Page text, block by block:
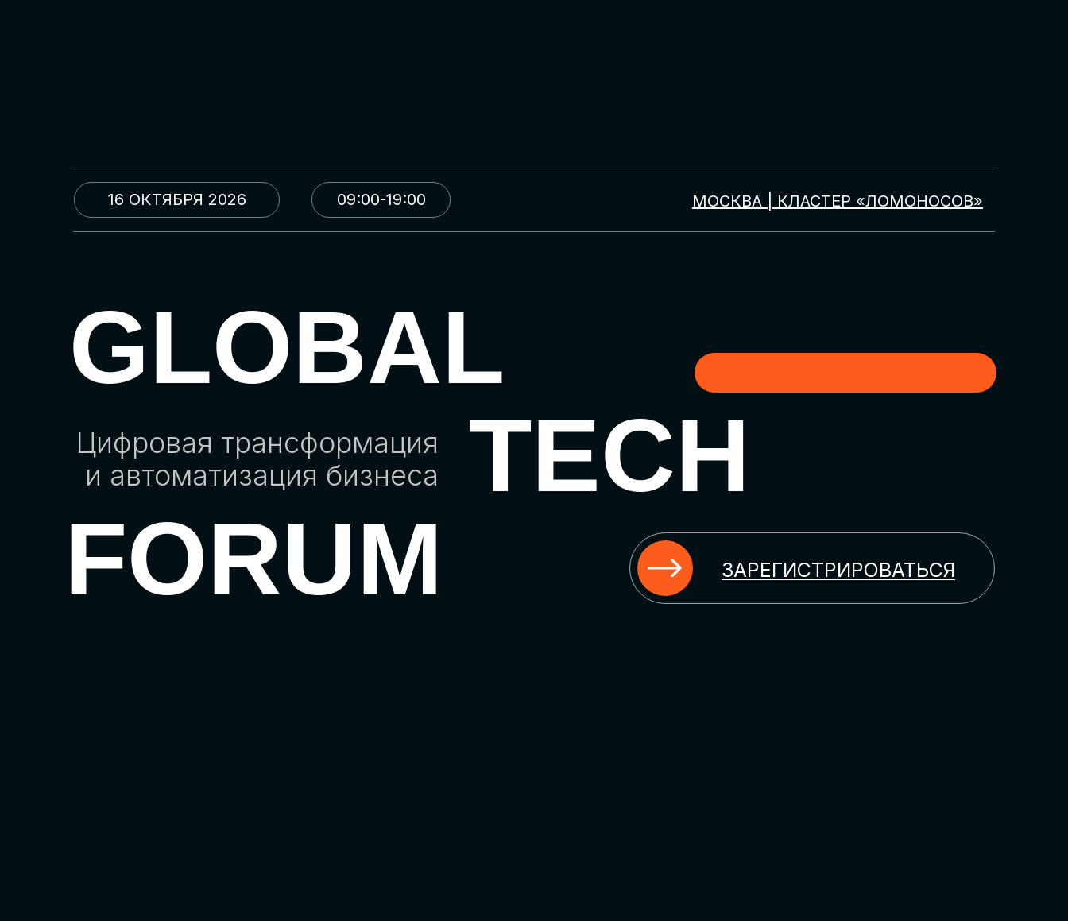
МОСКВА | КЛАСТЕР «ЛОМОНОСОВ»
GLOBAL
TECH
FORUM
Цифровая трансформация
и автоматизация бизнеса
ЗАРЕГИСТРИРОВАТЬСЯ
09:00-19:00
16 ОКТЯБРЯ 2026